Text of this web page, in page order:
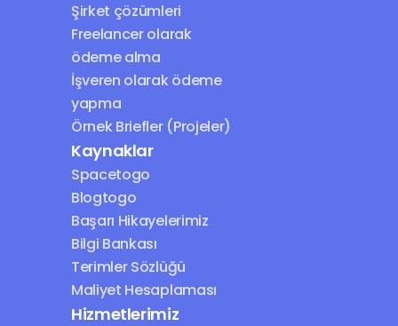
Şirket çözümleri
Freelancer olarak
ödeme alma
İşveren olarak ödeme
yapma
Örnek Briefler (Projeler)
Kaynaklar
Spacetogo
Blogtogo
Başarı Hikayelerimiz
Bilgi Bankası
Terimler Sözlüğü
Maliyet Hesaplaması
Hizmetlerimiz